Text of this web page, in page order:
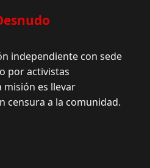
independiente con sede
por activistas
es llevar
censura a la comunidad.